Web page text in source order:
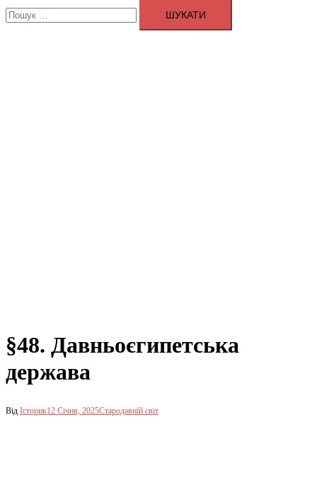
меню
Пошук:
§48. Давньоєгипетська
держава
Від Історик12 Січня, 2025Стародавній світ